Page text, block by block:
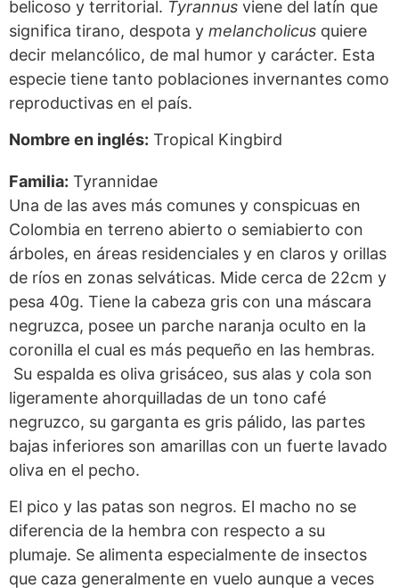
belicoso y territorial. Tyrannus viene del latín que
significa tirano, despota y melancholicus quiere
decir melancólico, de mal humor y carácter. Esta
especie tiene tanto poblaciones invernantes como
reproductivas en el país.
Nombre en inglés: Tropical Kingbird
Familia: Tyrannidae
Una de las aves más comunes y conspicuas en
Colombia en terreno abierto o semiabierto con
árboles, en áreas residenciales y en claros y orillas
de ríos en zonas selváticas. Mide cerca de 22cm y
pesa 40g. Tiene la cabeza gris con una máscara
negruzca, posee un parche naranja oculto en la
coronilla el cual es más pequeño en las hembras.
Su espalda es oliva grisáceo, sus alas y cola son
ligeramente ahorquilladas de un tono café
negruzco, su garganta es gris pálido, las partes
bajas inferiores son amarillas con un fuerte lavado
oliva en el pecho.
El pico y las patas son negros. El macho no se
diferencia de la hembra con respecto a su
plumaje. Se alimenta especialmente de insectos
que caza generalmente en vuelo aunque a veces